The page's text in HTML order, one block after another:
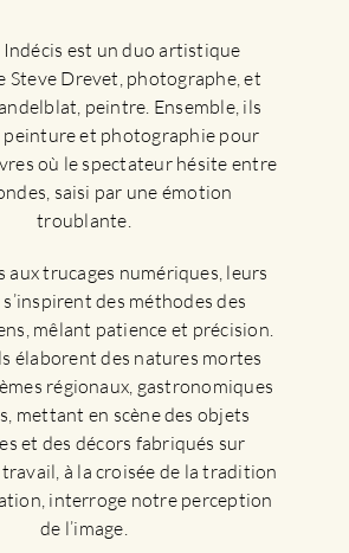
Indécis est un duo artistique
Steve Drevet, photographe, et
peintre. Ensemble, ils
et photographie pour
où le spectateur hésite entre
saisi par une émotion
troublante.
aux trucages numériques, leurs
des méthodes des
mêlant patience et précision.
élaborent des natures mortes
régionaux, gastronomiques
mettant en scène des objets
et des décors fabriqués sur
à la croisée de la tradition
interroge notre perception
de l’image.